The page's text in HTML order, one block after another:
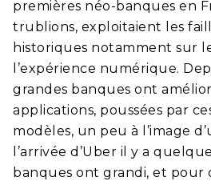
premières néo-banques en
trublions, exploitaient les
historiques notamment sur
l’expérience numérique.
grandes banques ont
applications, poussées par
modèles, un peu à l’image
l’arrivée d’Uber il y a
banques ont grandi, et pour